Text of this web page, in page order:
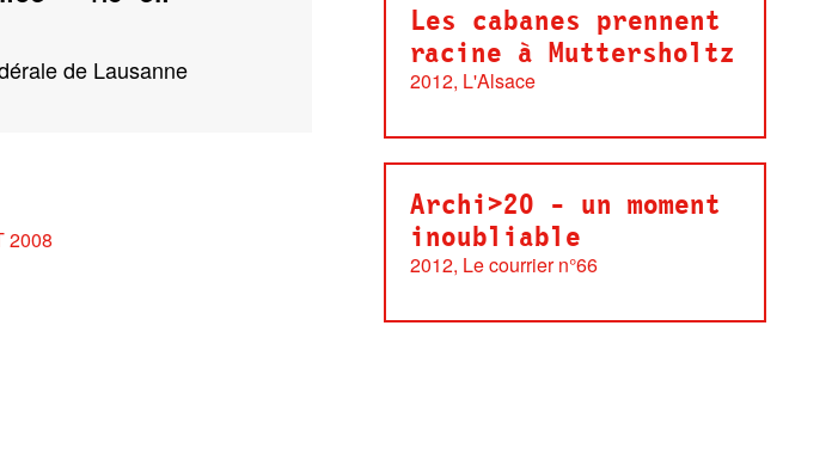
de Lausanne
2008
Les cabanes prennent
racine à Muttersholtz
2012, L'Alsace
Archi>20 - un moment
inoubliable
2012, Le courrier n°66